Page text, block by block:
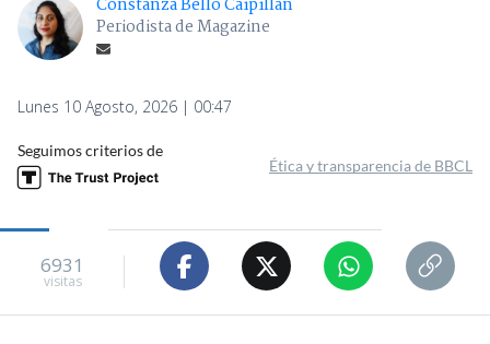
Constanza Bello Caipillán
Periodista de Magazine
Lunes 10 Agosto, 2026 | 00:47
Seguimos criterios de
Ética y transparencia de BBCL
6931
visitas